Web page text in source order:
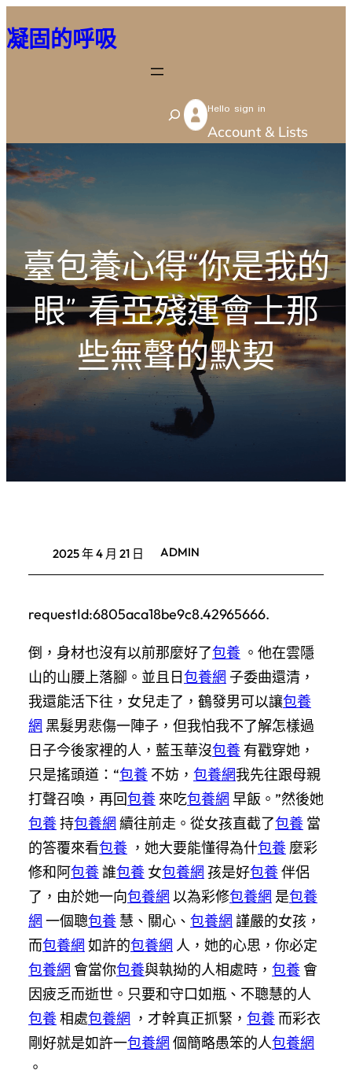
至
容
凝固的呼吸
S
e
Hello sign in
Account & Lists
臺包養心得“你是我的
眼” 看亞殘運會上那
些無聲的默契
2025 年 4 月 21 日 ADMIN
requestId:6805aca18be9c8.42965666.
倒，身材也沒有以前那麼好了包養 。他在雲隱
山的山腰上落腳。並且日包養網 子委曲還清，
我還能活下往，女兒走了，鶴發男可以讓包養
網 黑髮男悲傷一陣子，但我怕我不了解怎樣過
日子今後家裡的人，藍玉華沒包養 有戳穿她，
只是搖頭道：“包養 不妨， 包養網我先往跟母親
打聲召喚，再回包養來吃包養網 早飯。”然後她
包養持包養網 續往前走。從女孩直截了包養 當
的答覆來看包養 ，她大要能懂得為什包養 麼彩
修和阿包養誰包養 女包養網 孩是好包養伴侶
了，由於她一向包養網 以為彩修包養網 是包養
網 一個聰包養 慧、關心、 包養網 謹嚴的女孩，
而包養網 如許的包養網 人，她的心思，你必定
包養網 會當你包養與執拗的人相處時， 包養會
因疲乏而逝世。只要和守口如瓶、不聰慧的人
包養相處包養網 ，才幹真正抓緊， 包養 而彩衣
剛好就是如許一包養網 個簡略愚笨的人包養網
。